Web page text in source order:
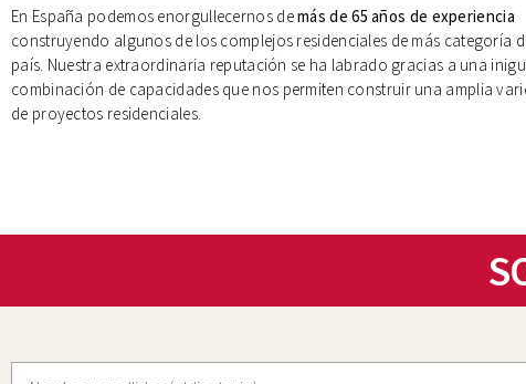
En España podemos enorgullecernos demás de 65 años de experiencia
construyendo algunos de los complejos residenciales de más categoría
país. Nuestra extraordinaria reputación se ha labrado gracias a una
combinación de capacidades que nos permiten construir una amplia
de proyectos residenciales.